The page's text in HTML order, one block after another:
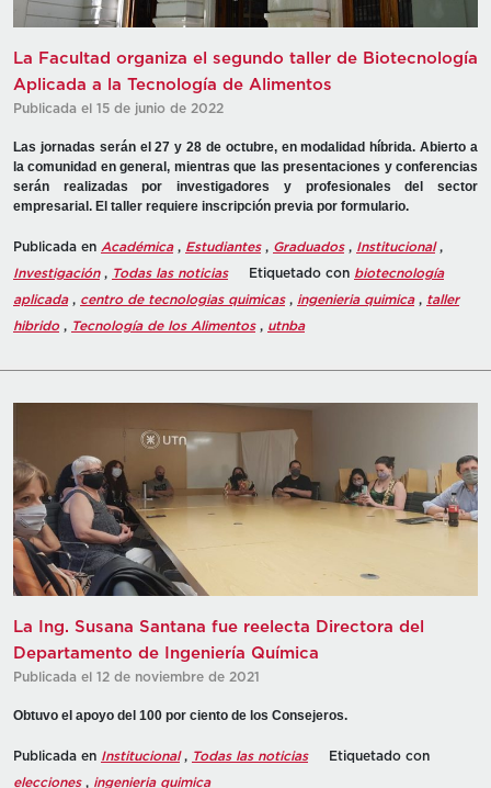
La Facultad organiza el segundo taller de Biotecnología
Aplicada a la Tecnología de Alimentos
Publicada el 15 de junio de 2022
Las jornadas serán el 27 y 28 de octubre, en modalidad híbrida. Abierto a
la comunidad en general, mientras que las presentaciones y conferencias
serán realizadas por investigadores y profesionales del sector
empresarial. El taller requiere inscripción previa por formulario.
Publicada en Académica, Estudiantes, Graduados, Institucional,
Investigación, Todas las noticias Etiquetado con biotecnología
aplicada, centro de tecnologias quimicas, ingenieria quimica, taller
hibrido, Tecnología de los Alimentos, utnba
La Ing. Susana Santana fue reelecta Directora del
Departamento de Ingeniería Química
Publicada el 12 de noviembre de 2021
Obtuvo el apoyo del 100 por ciento de los Consejeros.
Publicada en Institucional, Todas las noticias
Etiquetado con
elecciones, ingenieria quimica